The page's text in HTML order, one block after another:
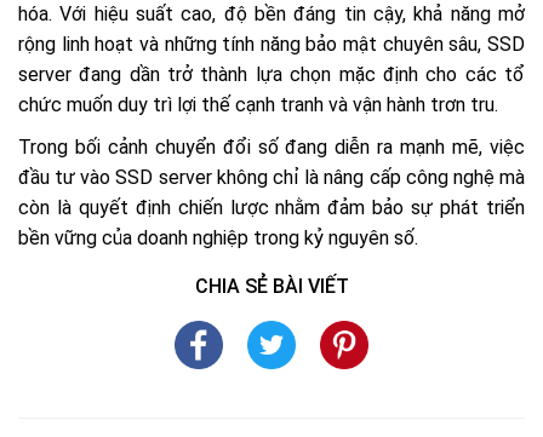
hóa. Với hiệu suất cao, độ bền đáng tin cậy, khả năng mở
rộng linh hoạt và những tính năng bảo mật chuyên sâu, SSD
server đang dần trở thành lựa chọn mặc định cho các tổ
chức muốn duy trì lợi thế cạnh tranh và vận hành trơn tru.
Trong bối cảnh chuyển đổi số đang diễn ra mạnh mẽ, việc
đầu tư vào SSD server không chỉ là nâng cấp công nghệ mà
còn là quyết định chiến lược nhằm đảm bảo sự phát triển
bền vững của doanh nghiệp trong kỷ nguyên số.
CHIA SẺ BÀI VIẾT